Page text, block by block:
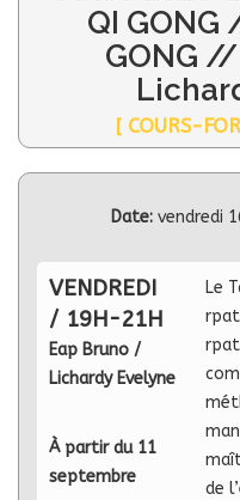
QI GONG
GONG
[ COURS-
Date: vendredi
VENDREDI
/ 19H-21H
Eap Bruno /
Lichardy Evelyne
À partir du 11
septembre
Le
de